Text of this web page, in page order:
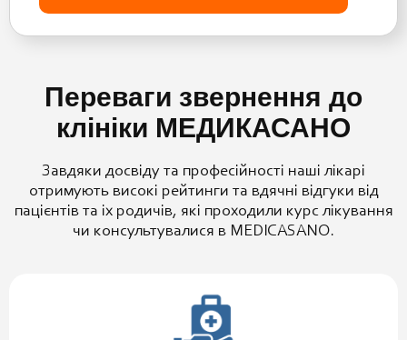
Переваги звернення до
клініки МЕДИКАСАНО
Завдяки досвіду та професійності наші лікарі
отримують високі рейтинги та вдячні відгуки від
пацієнтів та іх родичів, які проходили курс лікування
чи консультувалися в MEDICASANO.